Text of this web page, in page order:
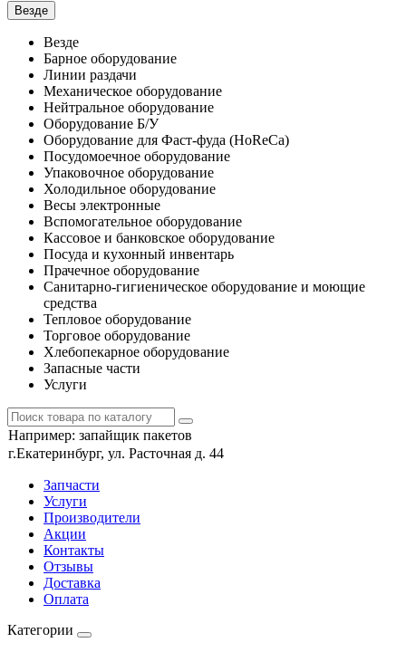
Везде
Везде
Барное оборудование
Линии раздачи
Механическое оборудование
Нейтральное оборудование
Оборудование Б/У
Оборудование для Фаст-фуда (HoReCa)
Посудомоечное оборудование
Упаковочное оборудование
Холодильное оборудование
Весы электронные
Вспомогательное оборудование
Кассовое и банковское оборудование
Посуда и кухонный инвентарь
Прачечное оборудование
Санитарно-гигиеническое оборудование и моющие
средства
Тепловое оборудование
Торговое оборудование
Хлебопекарное оборудование
Запасные части
Услуги
Например: запайщик пакетов
г.Екатеринбург, ул. Расточная д. 44
Запчасти
Услуги
Производители
Акции
Контакты
Отзывы
Доставка
Оплата
Категории